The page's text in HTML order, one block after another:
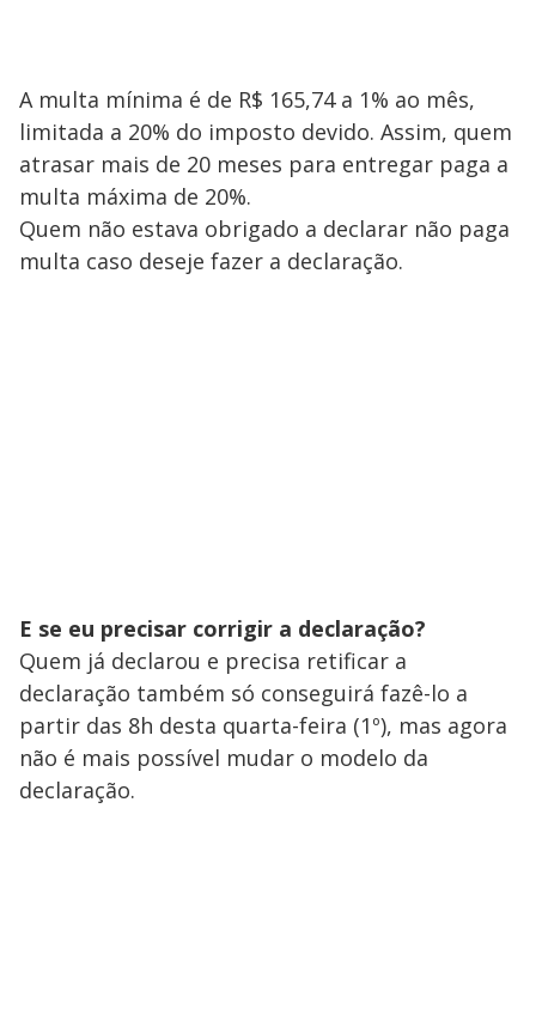
A multa mínima é de R$ 165,74 a 1% ao mês,
limitada a 20% do imposto devido. Assim, quem
atrasar mais de 20 meses para entregar paga a
multa máxima de 20%.
Quem não estava obrigado a declarar não paga
multa caso deseje fazer a declaração.
E se eu precisar corrigir a declaração?
Quem já declarou e precisa retificar a
declaração também só conseguirá fazê-lo a
partir das 8h desta quarta-feira (1º), mas agora
não é mais possível mudar o modelo da
declaração.